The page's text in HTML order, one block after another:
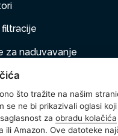
za naduvavanje
na naduvavanje
oprema
što tražite na našim
se ne bi prikazivali oglasi
za obradu kolačića
ili Amazon. Ove datoteke